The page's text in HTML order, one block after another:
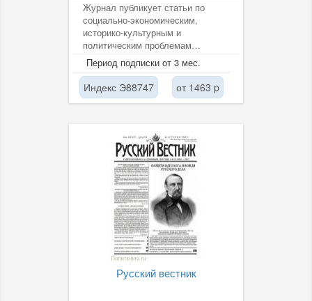
Журнал публикует статьи по
социально-экономическим,
историко-культурным и
политическим проблемам
современной России.
Анализируется роль и место...
Период подписки от 3 мес.
Индекс Э88747 от 1463 p
Русский вестник